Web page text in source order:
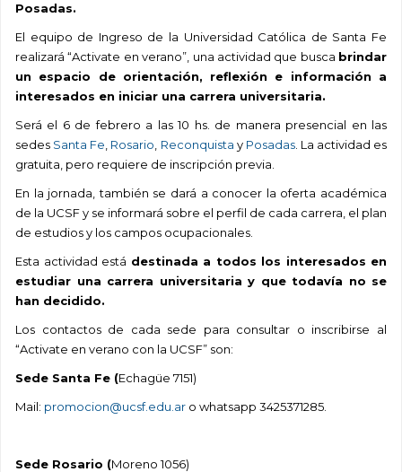
Posadas.
El equipo de Ingreso de la Universidad Católica de Santa Fe
realizará “Activate en verano”, una actividad que busca brindar
un espacio de orientación, reflexión e información a
interesados en iniciar una carrera universitaria.
Será el 6 de febrero a las 10 hs. de manera presencial en las
sedes Santa Fe Rosario Reconquista y Posadas. La actividad es
gratuita, pero requiere de inscripción previa.
En la jornada, también se dará a conocer la oferta académica
de la UCSF y se informará sobre el perfil de cada carrera, el plan
de estudios y los campos ocupacionales.
Esta actividad está destinada a todos los interesados en
estudiar una carrera universitaria y que todavía no se
han decidido.
Los contactos de cada sede para consultar o inscribirse al
“Activate en verano con la UCSF” son:
Sede Santa Fe (Echagüe 7151)
Mail: promocion@ucsf.edu.ar o whatsapp 3425371285.
Sede Rosario (Moreno 1056)